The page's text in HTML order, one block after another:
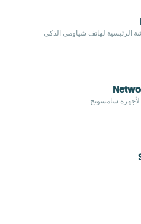
الرئيسية لهاتف شياومي الذكي
سامسونج